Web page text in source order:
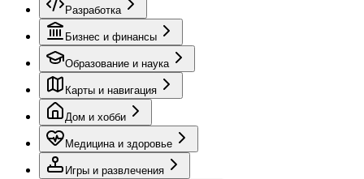
Разработка
Бизнес и финансы
Образование и наука
Карты и навигация
Дом и хобби
Медицина и здоровье
Игры и развлечения